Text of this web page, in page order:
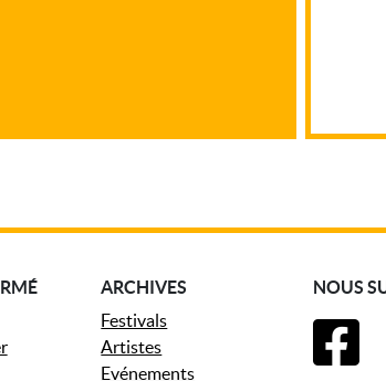
ARCHIVES
Festivals
Artistes
Evénements
NOUS